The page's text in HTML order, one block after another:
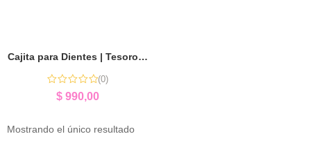
Cajita para Dientes | Tesoros de la Infancia
(0)
$ 990,00
Mostrando el único resultado